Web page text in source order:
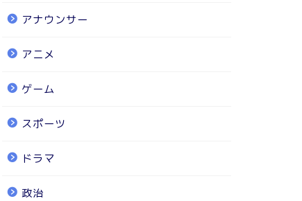
アナウンサー
アニメ
ゲーム
スポーツ
ドラマ
政治